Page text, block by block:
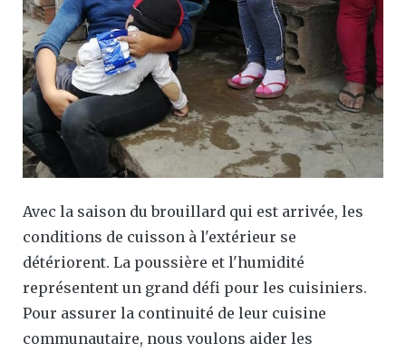
Avec la saison du brouillard qui est arrivée, les
conditions de cuisson à l'extérieur se
détériorent. La poussière et l'humidité
représentent un grand défi pour les cuisiniers.
Pour assurer la continuité de leur cuisine
communautaire, nous voulons aider les